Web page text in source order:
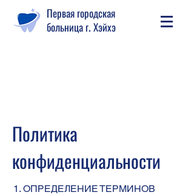
Первая городская
больница г. Хэйхэ
Политика
конфиденциальности
1. ОПРЕДЕЛЕНИЕ ТЕРМИНОВ